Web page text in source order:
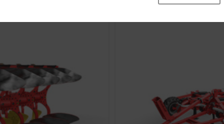
und Cookies nicht.
Speichert , ob das Banner zur „Cookie-
wurde.
Nutzerfreundlichkeit und Leistungsfähigkeit unserer